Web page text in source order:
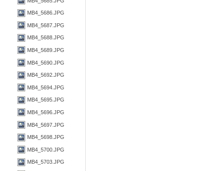
MB4_5686.JPG
MB4_5687.JPG
MB4_5688.JPG
MB4_5689.JPG
MB4_5690.JPG
MB4_5692.JPG
MB4_5694.JPG
MB4_5695.JPG
MB4_5696.JPG
MB4_5697.JPG
MB4_5698.JPG
MB4_5700.JPG
MB4_5703.JPG